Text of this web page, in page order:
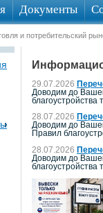
Документы
и потребительский
29.07.2026
Доводим до
28.07.2026
Доводим до
Правил
28.07.2026
Доводим до